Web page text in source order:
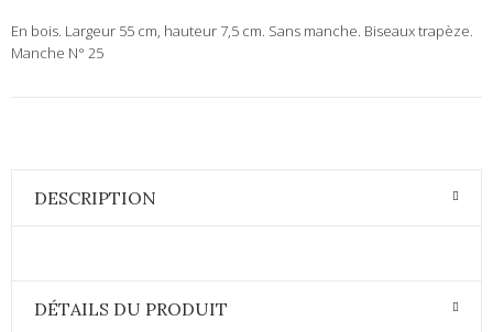
En bois. Largeur 55 cm, hauteur 7,5 cm. Sans manche. Biseaux trapèze.
Manche N° 25
DESCRIPTION
DÉTAILS DU PRODUIT